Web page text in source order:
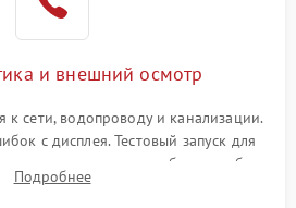
и внешний осмотр
сети, водопроводу и канализации.
с дисплея. Тестовый запуск для
шумов, протечек или сбоев в работе
модуля управления.
Подробнее